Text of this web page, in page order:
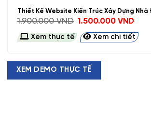
Thiết Kế Website Kiến Trúc Xây Dựng Nhà
1.900.000VND Giá
gốc
là:
1.900.000 VND.
1.500.000VNDGiá
tại
là:
Xem thực tế Xem chi tiết
XEM DEMO THỰC TẾ